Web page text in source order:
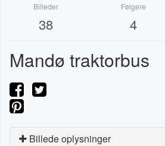
Billeder
38
Følgere
4
Mandø traktorbus
Billede oplysninger